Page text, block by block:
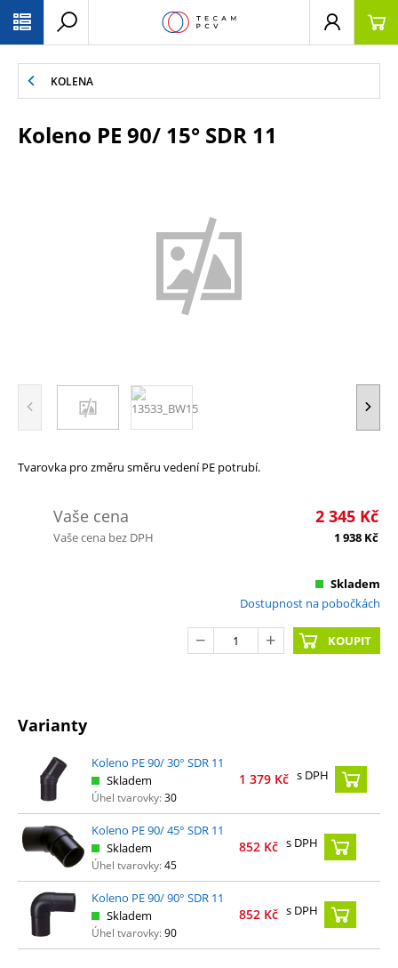
KOLENA
Koleno PE 90/ 15° SDR 11
Tvarovka pro změru směru vedení PE potrubí.
Vaše cena 2 345 Kč
Vaše cena bez DPH 1 938 Kč
Skladem
Dostupnost na pobočkách
KOUPIT
Varianty
Koleno PE 90/ 30° SDR 11
Skladem
Úhel tvarovky:30
1 379 Kč s DPH
Koleno PE 90/ 45° SDR 11
Skladem
Úhel tvarovky:45
852 Kč s DPH
Koleno PE 90/ 90° SDR 11
Skladem
Úhel tvarovky:90
852 Kč s DPH